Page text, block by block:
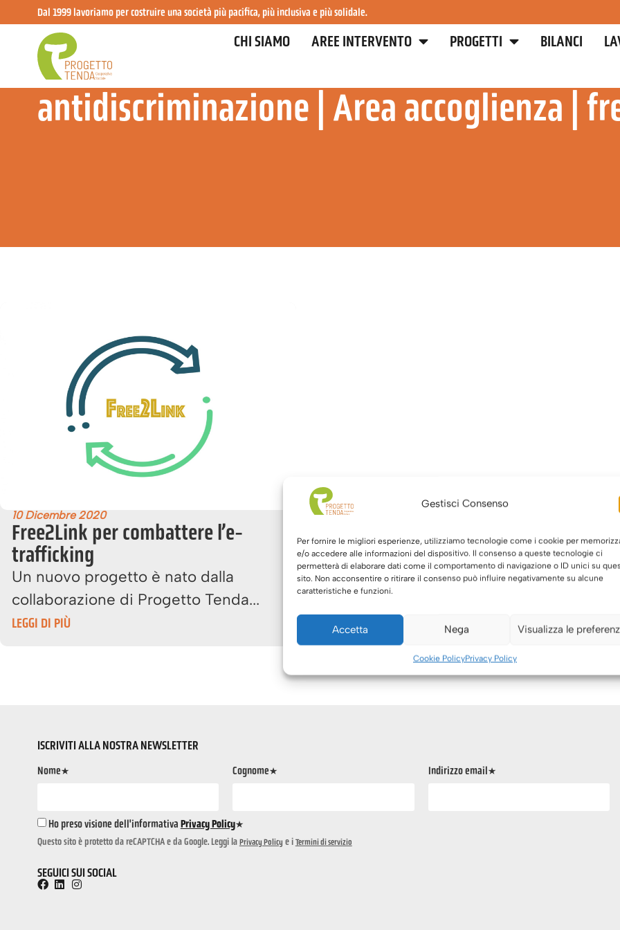
Gestisci Consenso
Per fornire le migliori esperienze, utilizziamo tecnologie come i cookie per
e/o accedere alle informazioni del dispositivo. Il consenso a queste tecnologie ci
permetterà di elaborare dati come il comportamento di navigazione o ID unici su
sito. Non acconsentire o ritirare il consenso può influire negativamente su alcune
caratteristiche e funzioni.
Accetta Nega Visualizza le
Cookie PolicyPrivacy Policy
Dal 1999 lavoriamo per costruire una società più pacifica, più inclusiva e più solidale.
CHI SIAMO AREE INTERVENTO PROGETTI BILANCI
antidiscriminazione Area accoglienza
10 Dicembre 2020
Free2Link per combattere l’e-
trafficking
Un nuovo progetto è nato dalla
collaborazione di Progetto Tenda...
LEGGI DI PIÙ
ISCRIVITI ALLA NOSTRA NEWSLETTER
Nome* Cognome* Indirizzo email*
Ho preso visione dell'informativa Privacy Policy*
Questo sito è protetto da reCAPTCHA e da Google. Leggi la Privacy Policy e i Termini di servizio
SEGUICI SUI SOCIAL